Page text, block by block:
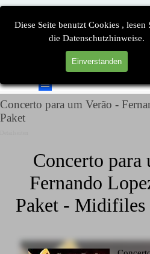
Diese Seite benutzt Cookies , lesen
die Datenschutzhinweise.
Einverstanden
Direkt zum Seiteninhalt
Concerto para um Verão -
Paket
Concerto para
Fernando
Paket -